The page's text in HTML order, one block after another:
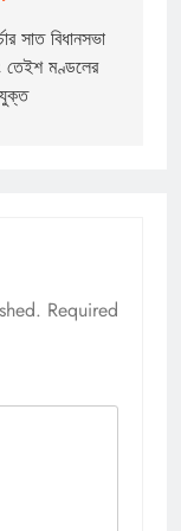
সাত বিধানসভা
তেইশ মণ্ডলের
Required